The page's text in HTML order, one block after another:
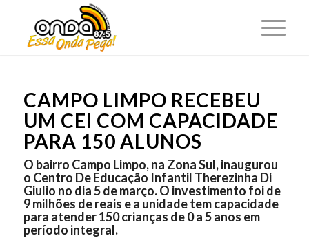
CAMPO LIMPO RECEBEU
UM CEI COM CAPACIDADE
PARA 150 ALUNOS
O bairro Campo Limpo, na Zona Sul, inaugurou
o Centro De Educação Infantil Therezinha Di
Giulio no dia 5 de março. O investimento foi de
9 milhões de reais e a unidade tem capacidade
para atender 150 crianças de 0 a 5 anos em
período integral.